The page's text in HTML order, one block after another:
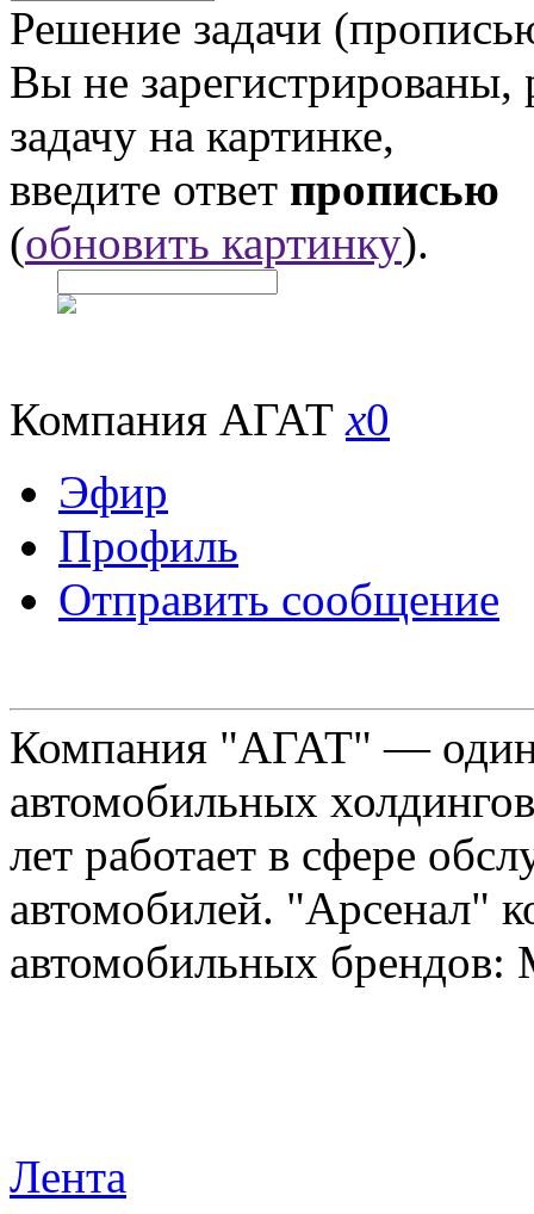
Решение задачи
Вы не
задачу на картинке,
введите ответ прописью
(обновить картинку).
Компания АГАТx0
Эфир
Профиль
Отправить сообщение
Компания "АГАТ" —
автомобильных
лет работает в сфере
автомобилей. "Арсенал"
автомобильных
Лента